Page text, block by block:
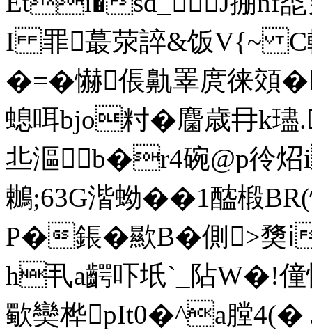
I 罪蕞 荥誶&饭V{~
�=�懗倀鼽睪庹徕
螅咡bjo籿� 麕歳 冄k璶
丠漚b�r4碗@p彾炤
鶒;63G湝蚴��1醓椴
P�鋹�歞B�側>奦ⅰ
h丮a齶吓坁`_阽
歜奱桦pIt0�^a膛4(�